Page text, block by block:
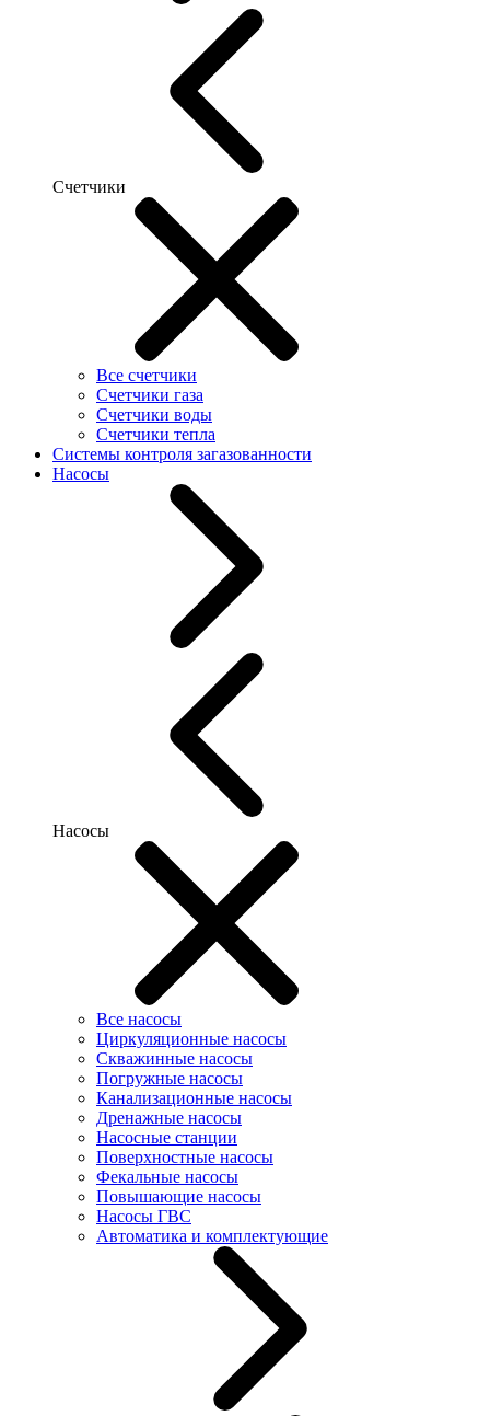
Счетчики
Все счетчики
Счетчики газа
Счетчики воды
Счетчики тепла
Системы контроля загазованности
Насосы
Насосы
Все насосы
Циркуляционные насосы
Скважинные насосы
Погружные насосы
Канализационные насосы
Дренажные насосы
Насосные станции
Поверхностные насосы
Фекальные насосы
Повышающие насосы
Насосы ГВС
Автоматика и комплектующие